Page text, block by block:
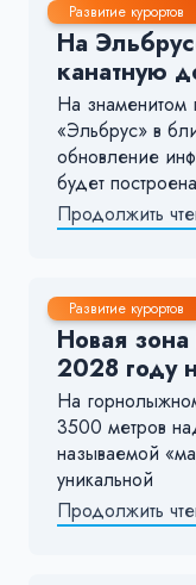
Развитие курортов
4 Дек, 2024
На
канатную
На знаменитом
«Эльбрус» в
обновление
будет
Продолжить
Развитие курортов
3 Дек, 2024
Новая зона
2028 году
На
3500 метров
называемой
уникальной
Продолжить